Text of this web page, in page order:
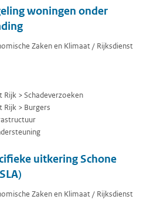
woningen onder
Zaken en Klimaat / Rijksdienst
> Schadeverzoeken
Rijk > Burgers
uitkering Schone
Zaken en Klimaat / Rijksdienst